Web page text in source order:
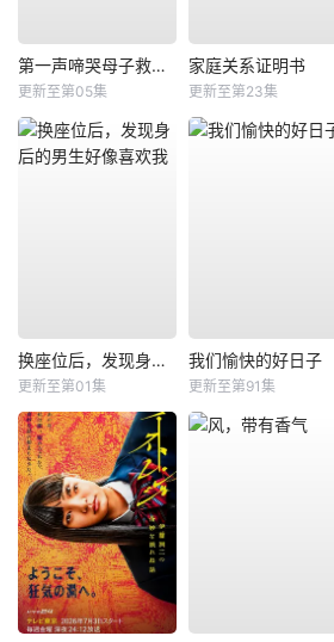
第一声啼哭母子救命急救班
更新至第05集
家庭关系证明书
更新至第23集
换座位后，发现身后的男生好像喜欢我
更新至第01集
我们愉快的好日子
更新至第91集